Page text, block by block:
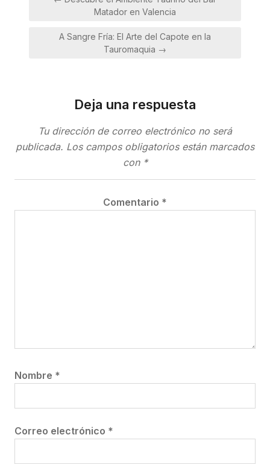
Matador en Valencia
A Sangre Fría: El Arte del Capote en la
Tauromaquia →
Deja una respuesta
Tu dirección de correo electrónico no será
publicada. Los campos obligatorios están marcados
con *
Comentario *
Nombre *
Correo electrónico *